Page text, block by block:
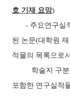
호 기재 요망)
- 주요연구실
된 논문(대학원
적물의 목록으로
학술지 구
포함한 연구실적